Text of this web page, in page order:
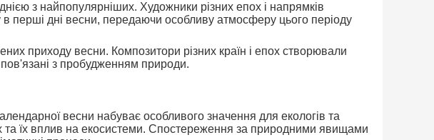
з найпопулярніших. Художники різних епох і напрямків
перші дні весни, передаючи особливу атмосферу цього періоду
приходу весни. Композитори різних країн і епох створювали
пов'язані з пробудженням природи.
весни набуває особливого значення для екологів та
та їх вплив на екосистеми. Спостереження за природними явищами